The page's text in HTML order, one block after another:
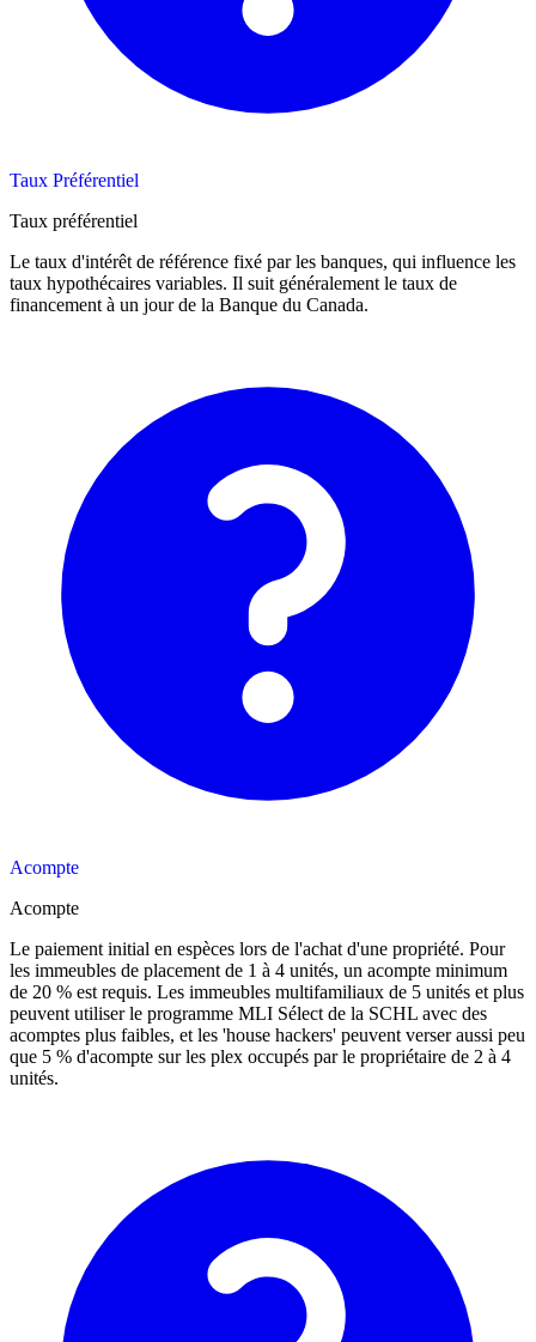
Taux Préférentiel
Taux préférentiel
Le taux d'intérêt de référence fixé par les banques, qui influence les
taux hypothécaires variables. Il suit généralement le taux de
financement à un jour de la Banque du Canada.
Acompte
Acompte
Le paiement initial en espèces lors de l'achat d'une propriété. Pour
les immeubles de placement de 1 à 4 unités, un acompte minimum
de 20 % est requis. Les immeubles multifamiliaux de 5 unités et plus
peuvent utiliser le programme MLI Sélect de la SCHL avec des
acomptes plus faibles, et les 'house hackers' peuvent verser aussi peu
que 5 % d'acompte sur les plex occupés par le propriétaire de 2 à 4
unités.